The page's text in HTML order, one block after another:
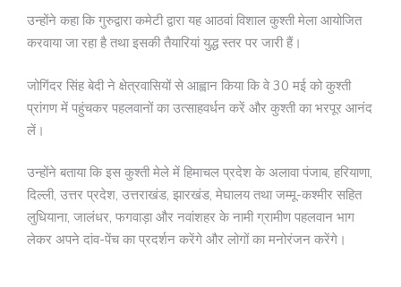
उन्होंने कहा कि गुरुद्वारा कमेटी द्वारा यह आठवां विशाल कुश्ती मेला आयोजित
करवाया जा रहा है तथा इसकी तैयारियां युद्ध स्तर पर जारी हैं।
जोगिंदर सिंह बेदी ने क्षेत्रवासियों से आह्वान किया कि वे 30 मई को कुश्ती
प्रांगण में पहुंचकर पहलवानों का उत्साहवर्धन करें और कुश्ती का भरपूर आनंद
लें।
उन्होंने बताया कि इस कुश्ती मेले में हिमाचल प्रदेश के अलावा पंजाब, हरियाणा,
दिल्ली, उत्तर प्रदेश, उत्तराखंड, झारखंड, मेघालय तथा जम्मू-कश्मीर सहित
लुधियाना, जालंधर, फगवाड़ा और नवांशहर के नामी ग्रामीण पहलवान भाग
लेकर अपने दांव-पेंच का प्रदर्शन करेंगे और लोगों का मनोरंजन करेंगे।